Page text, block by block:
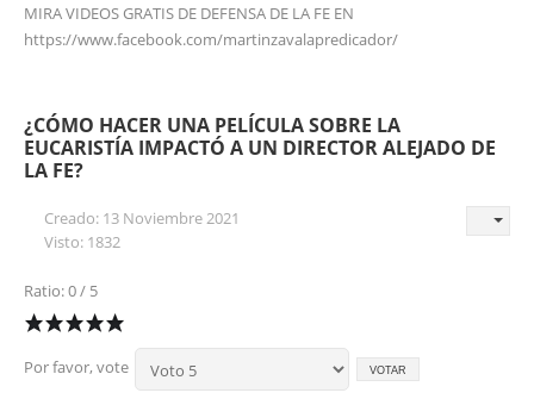
MIRA VIDEOS GRATIS DE DEFENSA DE LA FE EN
https://www.facebook.com/martinzavalapredicador/
¿CÓMO HACER UNA PELÍCULA SOBRE LA
EUCARISTÍA IMPACTÓ A UN DIRECTOR ALEJADO DE
LA FE?
Creado: 13 Noviembre 2021
Visto: 1832
Ratio: 0 / 5
Por favor, vote